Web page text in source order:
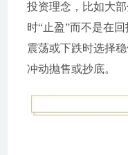
投资理念，比如大
时“止盈”而不是在
震荡或下跌时选择
冲动抛售或抄底。